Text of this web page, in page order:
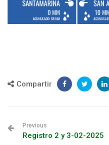
Compartir
Previous
Registro 2 y 3-02-2025